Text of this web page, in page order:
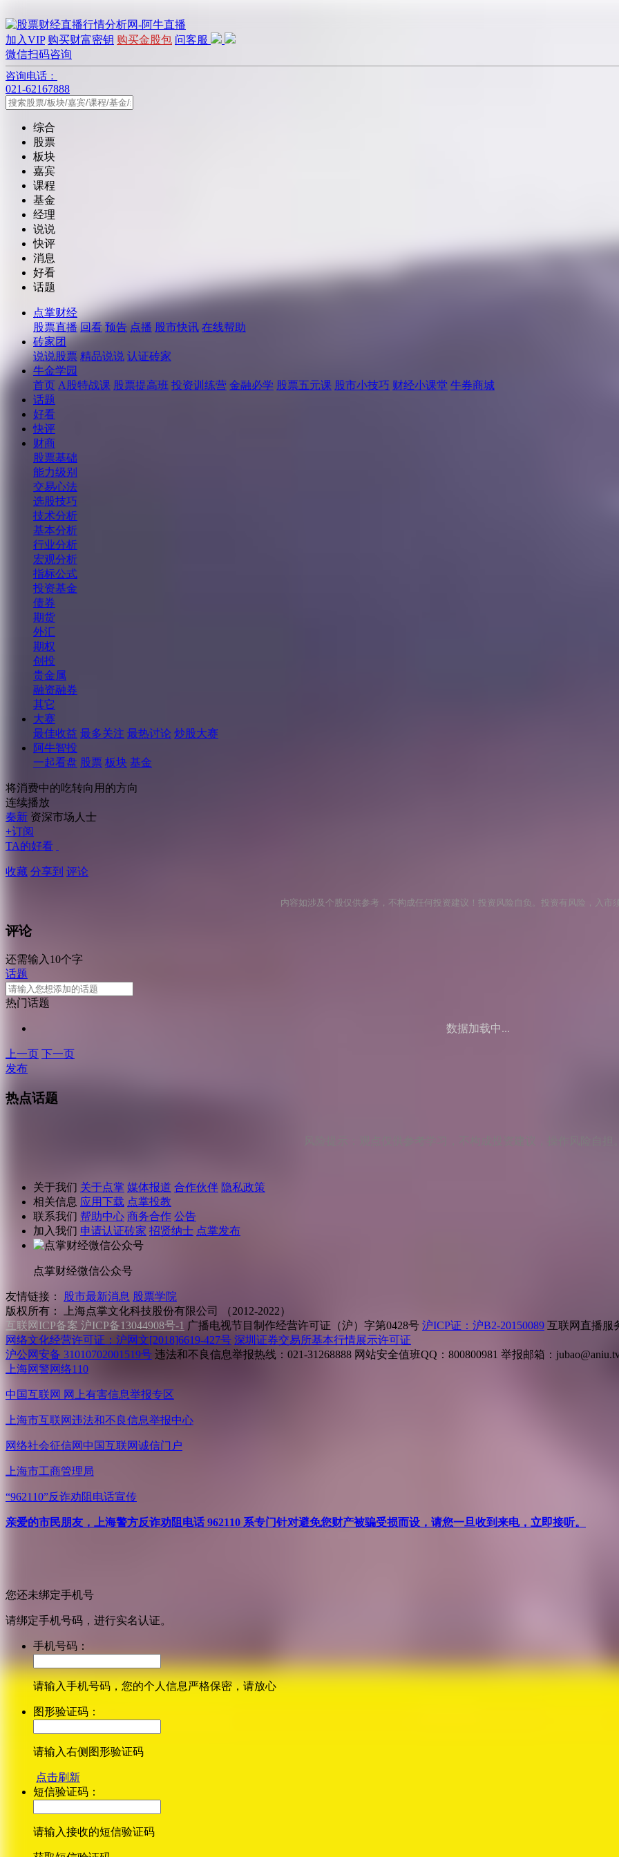
加入VIP 购买财富密钥 购买金股包 问客服
微信扫码咨询
咨询电话：
021-62167888
综合
股票
板块
嘉宾
课程
基金
经理
说说
快评
消息
好看
话题
点掌财经
股票直播 回看 预告 点播 股市快讯 在线帮助
砖家团
说说股票 精品说说 认证砖家
牛金学园
首页 A股特战课 股票提高班 投资训练营 金融必学 股票五元课 股市小技巧 财经小课堂 牛券商城
话题
好看
快评
财商
股票基础
能力级别
交易心法
选股技巧
技术分析
基本分析
行业分析
宏观分析
指标公式
投资基金
债券
期货
外汇
期权
创投
贵金属
融资融券
其它
大赛
最佳收益 最多关注 最热讨论 炒股大赛
阿牛智投
一起看盘 股票 板块 基金
将消费中的吃转向用的方向
连续播放
秦新 资深市场人士
+订阅
TA的好看
收藏 分享到 评论
内容如涉及个股仅供参考，不构成任何投资建议！投资风险自负。投资有风险，入市
评论
还需输入10个字
话题
热门话题
数据加载中...
上一页 下一页
发布
热点话题
关于我们 关于点掌 媒体报道 合作伙伴 隐私政策
相关信息 应用下载 点掌投教
联系我们 帮助中心 商务合作 公告
加入我们 申请认证砖家 招贤纳士 点掌发布
点掌财经微信公众号
友情链接： 股市最新消息 股票学院
版权所有：
上海点掌文化科技股份有限公司 （2012-2022）
互联网ICP备案 沪ICP备13044908号-1 广播电视节目制作经营许可证（沪）字第0428号 沪ICP证：沪B2-20150089 互联网直播服
网络文化经营许可证：沪网文[2018]6619-427号 深圳证券交易所基本行情展示许可证
沪公网安备 31010702001519号 违法和不良信息举报热线：021-31268888 网站安全值班QQ：800800981 举报邮箱：
上海网警网络110
中国互联网 网上有害信息举报专区
上海市互联网违法和不良信息举报中心
网络社会征信网 中国互联网诚信门户
上海市工商管理局
“962110”反诈劝阻电话宣传
亲爱的市民朋友，上海警方反诈劝阻电话 962110 系专门针对避免您财产被骗受损而设，请您一旦收到来电，立即接听。
您还未绑定手机号
请绑定手机号码，进行实名认证。
手机号码：
请输入手机号码，您的个人信息严格保密，请放心
图形验证码：
请输入右侧图形验证码
点击刷新
短信验证码：
请输入接收的短信验证码